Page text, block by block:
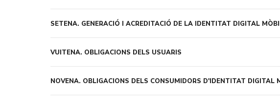
SETENA. GENERACIÓ I ACREDITACIÓ DE LA IDENTITAT DIGITAL
VUITENA. OBLIGACIONS DELS USUARIS
NOVENA. OBLIGACIONS DELS CONSUMIDORS D'IDENTITAT DIGITAL